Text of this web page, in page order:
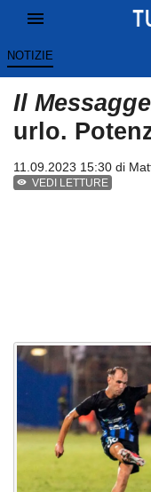
NOTIZIE
Il
urlo.
11.09.2023 15:30 di
VEDI LETTURE